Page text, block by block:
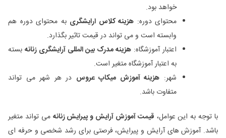
خواهد بود.
محتوای دوره: هزینه کلاس ارایشگری به محتوای دوره هم
وابسته است و می تواند در قیمت تاثیر بگذارد.
اعتبار آموزشگاه: هزینه مدرک بین المللی آرایشگری زنانه بسته
به اعتبار آموزشگاه متغیر است.
شهر: هزینه آموزش میکاپ عروس در هر شهر می تواند
متفاوت باشد.
با توجه به این عوامل، قیمت آموزش آرایش و پیرایش زنانه می ‌تواند متغیر
باشد. آموزش‌ های آرایش و پیرایش، فرصتی برای رشد شخصی و حرفه ‌ای